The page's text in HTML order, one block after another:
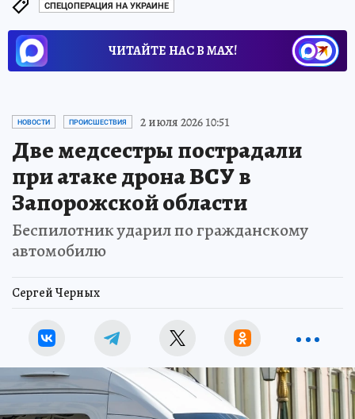
СПЕЦОПЕРАЦИЯ НА УКРАИНЕ
ЧИТАЙТЕ НАС В МАХ!
НОВОСТИ ПРОИСШЕСТВИЯ 2 июля 2026 10:51
Две медсестры пострадали
при атаке дрона ВСУ в
Запорожской области
Беспилотник ударил по гражданскому
автомобилю
Сергей Черных